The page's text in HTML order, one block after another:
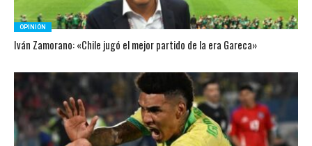
OPINIÓN
Iván Zamorano: «Chile jugó el mejor partido de la era Gareca»